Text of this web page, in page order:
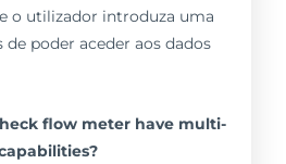
o utilizador introduza uma
de poder aceder aos dados
flow meter have multi-